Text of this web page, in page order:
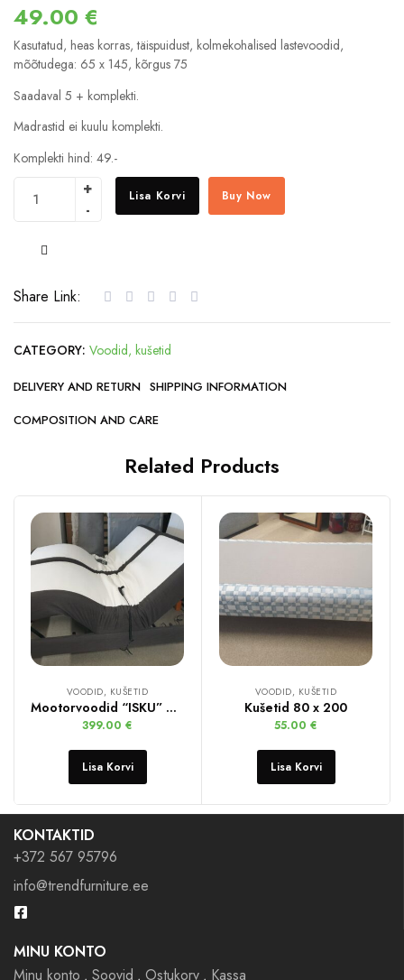
49.00 €
Kasutatud, heas korras, täispuidust, kolmekohalised lastevoodid,
mõõtudega: 65 x 145, kõrgus 75
Saadaval 5 + komplekti.
Madrastid ei kuulu komplekti.
Komplekti hind: 49.-
Lisa Korvi Buy Now
Share Link:
CATEGORY: Voodid, kušetid
DELIVERY AND RETURN SHIPPING INFORMATION
COMPOSITION AND CARE
Related Products
VOODID, KUŠETID
Mootorvoodid “ISKU” 2 tk.
399.00 €
Lisa Korvi
VOODID, KUŠETID
Kušetid 80 x 200
55.00 €
Lisa Korvi
KONTAKTID
+372 567 95796
info@trendfurniture.ee
MINU KONTO
Minu konto
Soovid Ostukorv Kassa